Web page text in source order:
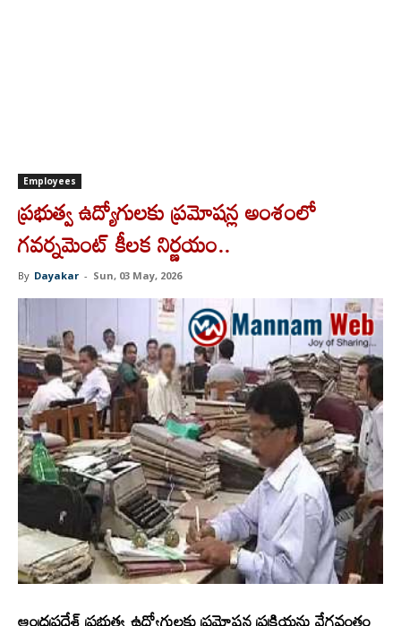
Employees
ప్రభుత్వ ఉద్యోగులకు ప్రమోషన్ల అంశంలో
గవర్నమెంట్ కీలక నిర్ణయం..
By Dayakar - Sun, 03 May, 2026